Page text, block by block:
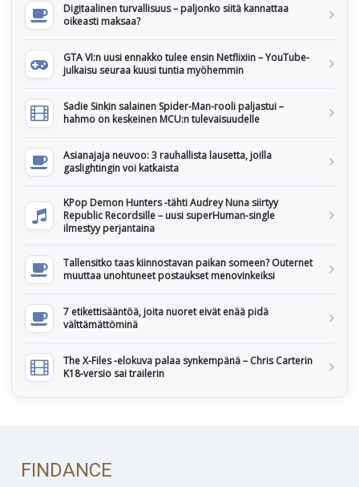
Digitaalinen turvallisuus – paljonko siitä kannattaa
oikeasti maksaa?
GTA VI:n uusi ennakko tulee ensin Netflixiin – YouTube-
julkaisu seuraa kuusi tuntia myöhemmin
Sadie Sinkin salainen Spider-Man-rooli paljastui –
hahmo on keskeinen MCU:n tulevaisuudelle
Asianajaja neuvoo: 3 rauhallista lausetta, joilla
gaslightingin voi katkaista
KPop Demon Hunters -tähti Audrey Nuna siirtyy
Republic Recordsille – uusi superHuman-single
ilmestyy perjantaina
Tallensitko taas kiinnostavan paikan someen? Outernet
muuttaa unohtuneet postaukset menovinkeiksi
7 etikettisääntöä, joita nuoret eivät enää pidä
välttämättöminä
The X-Files -elokuva palaa synkempänä – Chris Carterin
K18-versio sai trailerin
FINDANCE